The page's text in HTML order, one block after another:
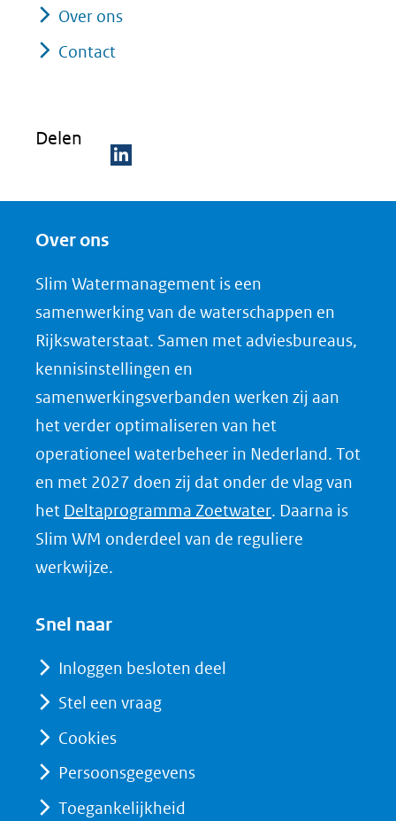
Over ons
Contact
Delen
n
o
p
L
i
n
k
e
d
I
venster)
een
andere
website)
Over ons
Slim Watermanagement is een
samenwerking van de waterschappen en
Rijkswaterstaat. Samen met adviesbureaus,
kennisinstellingen en
samenwerkingsverbanden werken zij aan
het verder optimaliseren van het
operationeel waterbeheer in Nederland. Tot
en met 2027 doen zij dat onder de vlag van
het Deltaprogramma Zoetwater(opent
in
. Daarna is
Slim WM onderdeel van de reguliere
werkwijze.
Snel naar
Inloggen besloten deel
Stel een vraag
Cookies
Persoonsgegevens
Toegankelijkheid